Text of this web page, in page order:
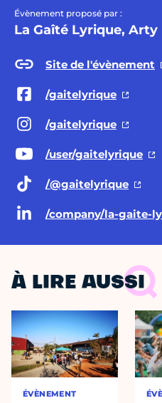
Évènement proposé par :
La Gaîté Lyrique,
Site de l'évènement
/gaitelyrique
/gaitelyrique
/user/gaitelyrique
/@gaitelyrique
/company/la-gaite-
À LIRE AUSSI
ÉVÈNEMENT